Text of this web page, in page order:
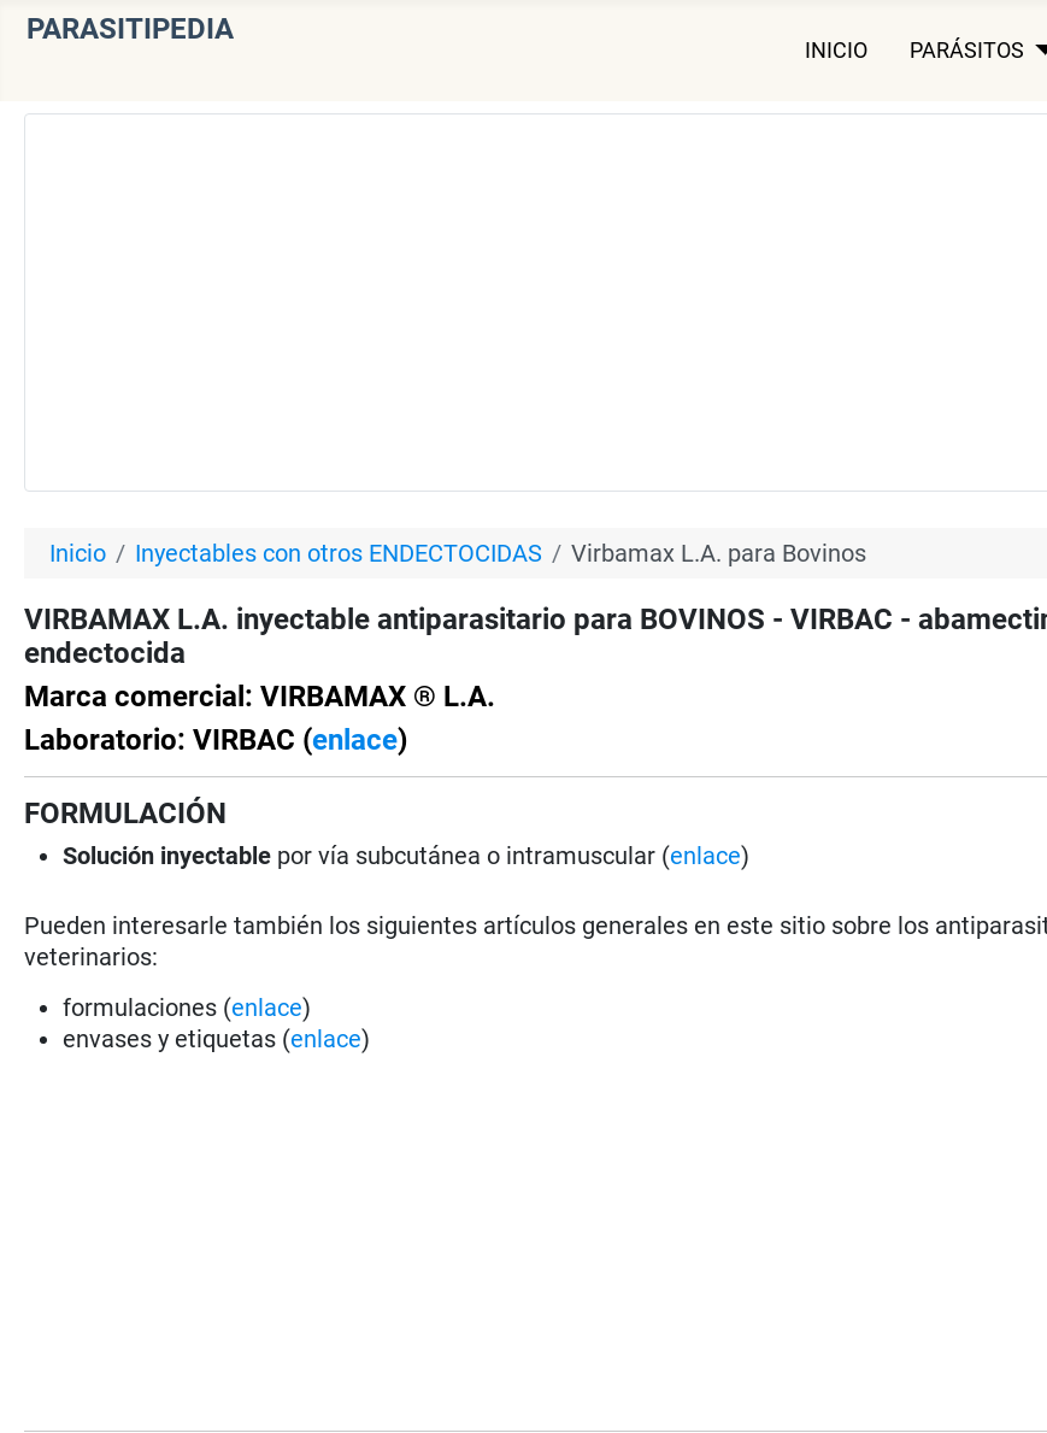
PARASITIPEDIA
INICIO PARÁSITOS
Inicio Inyectables con otros ENDECTOCIDAS Virbamax L.A. para Bovinos
VIRBAMAX L.A. inyectable antiparasitario para BOVINOS - VIRBAC -
endectocida
Marca comercial: VIRBAMAX ® L.A.
Laboratorio: VIRBAC (enlace)
FORMULACIÓN
Solución inyectable por vía subcutánea o intramuscular (enlace)
Pueden interesarle también los siguientes artículos generales en este sitio sobre los
veterinarios:
formulaciones (enlace)
envases y etiquetas (enlace)